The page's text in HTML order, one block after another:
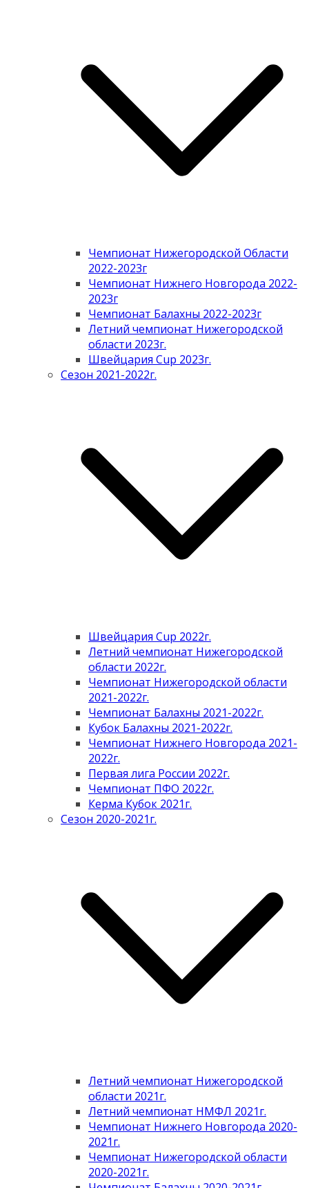
Чемпионат Нижегородской Области
2022-2023г
Чемпионат Нижнего Новгорода 2022-
2023г
Чемпионат Балахны 2022-2023г
Летний чемпионат Нижегородской
области 2023г.
Швейцария Cup 2023г.
Сезон 2021-2022г.
Швейцария Cup 2022г.
Летний чемпионат Нижегородской
области 2022г.
Чемпионат Нижегородской области
2021-2022г.
Чемпионат Балахны 2021-2022г.
Кубок Балахны 2021-2022г.
Чемпионат Нижнего Новгорода 2021-
2022г.
Первая лига России 2022г.
Чемпионат ПФО 2022г.
Керма Кубок 2021г.
Сезон 2020-2021г.
Летний чемпионат Нижегородской
области 2021г.
Летний чемпионат НМФЛ 2021г.
Чемпионат Нижнего Новгорода 2020-
2021г.
Чемпионат Нижегородской области
2020-2021г.